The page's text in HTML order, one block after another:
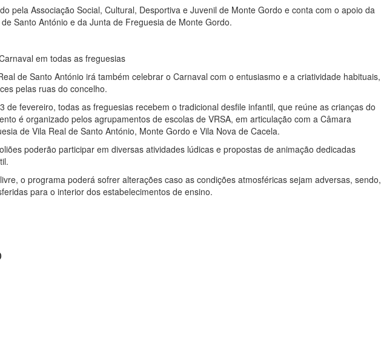
pela Associação Social, Cultural, Desportiva e Juvenil de Monte Gordo e conta com o apoio da
Santo António e da Junta de Freguesia de Monte Gordo.
em todas as freguesias
de Santo António irá também celebrar o Carnaval com o entusiasmo e a criatividade habituais,
pelas ruas do concelho.
de fevereiro, todas as freguesias recebem o tradicional desfile infantil, que reúne as crianças do
é organizado pelos agrupamentos de escolas de VRSA, em articulação com a Câmara
de Vila Real de Santo António, Monte Gordo e Vila Nova de Cacela.
poderão participar em diversas atividades lúdicas e propostas de animação dedicadas
o programa poderá sofrer alterações caso as condições atmosféricas sejam adversas, sendo,
para o interior dos estabelecimentos de ensino.